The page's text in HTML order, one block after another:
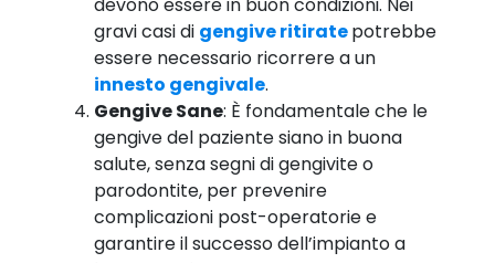
gravi casi di gengive ritiratepotrebbe
essere necessario ricorrere a un
innesto gengivale.
Gengive Sane: È fondamentale che le
gengive del paziente siano in buona
salute, senza segni di gengivite o
parodontite, per prevenire
complicazioni post-operatorie e
garantire il successo dell’impianto a